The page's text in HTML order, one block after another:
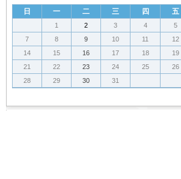
日 一 二 三 四 五
1 2 3 4 5
7
8 9 10 11 12
14
15 16 17 18 19
21
22 23 24 25 26
28
29 30 31